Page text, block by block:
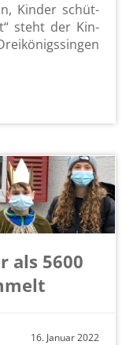
Kin­der schüt­
steht der Kin­
als 5600
16. Ja­nu­ar 2022